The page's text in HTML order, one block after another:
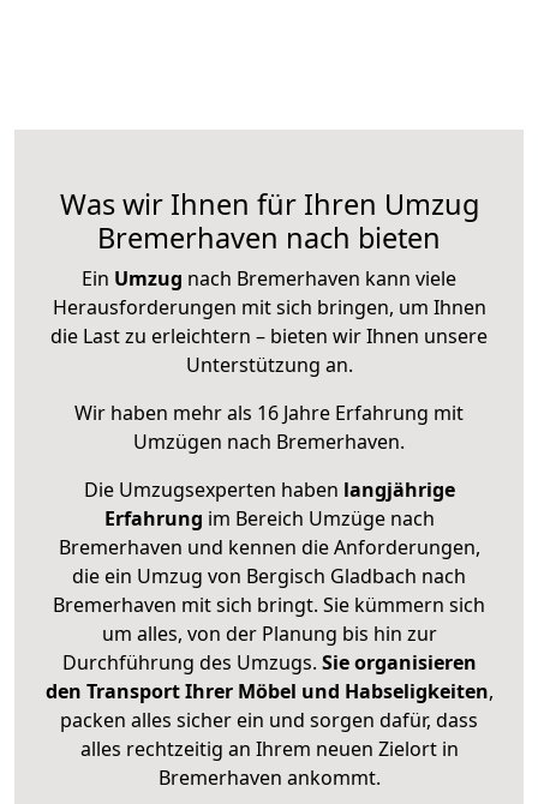
Was wir Ihnen für Ihren Umzug
Bremerhaven nach bieten
Ein Umzug nach Bremerhaven kann viele
Herausforderungen mit sich bringen, um Ihnen
die Last zu erleichtern – bieten wir Ihnen unsere
Unterstützung an.
Wir haben mehr als 16 Jahre Erfahrung mit
Umzügen nach Bremerhaven.
Die Umzugsexperten haben langjährige
Erfahrung im Bereich Umzüge nach
Bremerhaven und kennen die Anforderungen,
die ein Umzug von Bergisch Gladbach nach
Bremerhaven mit sich bringt. Sie kümmern sich
um alles, von der Planung bis hin zur
Durchführung des Umzugs. Sie organisieren
den Transport Ihrer Möbel und Habseligkeiten,
packen alles sicher ein und sorgen dafür, dass
alles rechtzeitig an Ihrem neuen Zielort in
Bremerhaven ankommt.